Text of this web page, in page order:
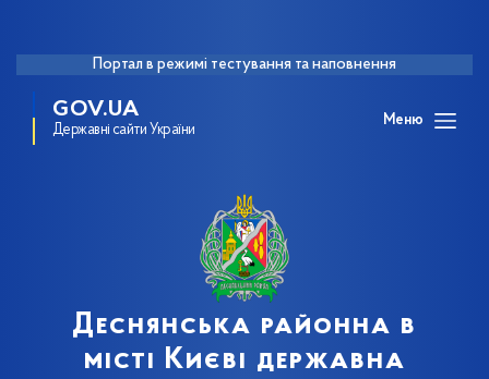
Портал в режимі тестування та наповнення
GOV.UA
Державні сайти України
Меню
Деснянська районна в
місті Києві державна